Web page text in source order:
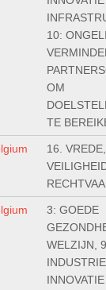
10:
OM
TE
16. VREDE,
3: GOEDE
WELZIJN,